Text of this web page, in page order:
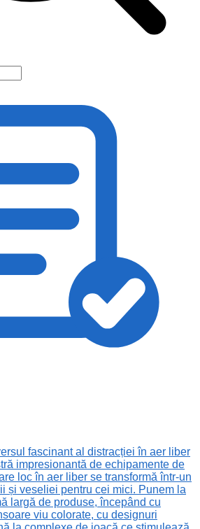
fascinant al distracției în aer liber
impresionantă de echipamente de
loc în aer liber se transformă într-un
și veseliei pentru cei mici. Punem la
largă de produse, începând cu
viu colorate, cu designuri